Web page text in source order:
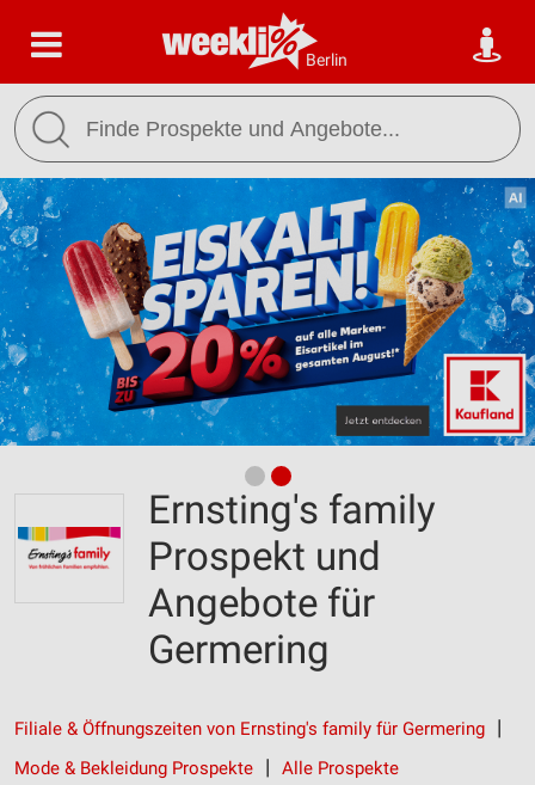
Berlin
Ernsting's family
Prospekt und
Angebote für
Germering
Filiale & Öffnungszeiten von Ernsting's family für Germering
Mode & Bekleidung Prospekte
Alle Prospekte